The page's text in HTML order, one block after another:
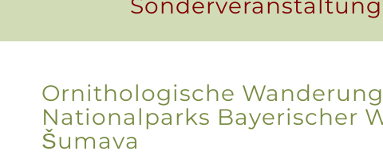
Ornithologische
Nationalparks Bayerischer
Šumava